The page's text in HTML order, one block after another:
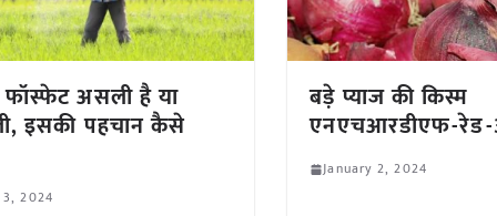
असली है या
इसकी पहचान कैसे
3, 2024
बड़े प्याज की किस्म
एनएचआरडीएफ-
January 2, 2024